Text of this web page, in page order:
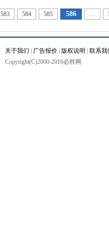
583 584 585 586 …
关于我们 广告报价 版权说明
联系我
Copyright(C)2000-2016必胜网